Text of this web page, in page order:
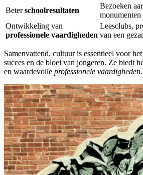
Beterschoolresultaten
Bezoeken
monumenten
Ontwikkeling van
professionele vaardigheden
Leesclubs,
van een
Samenvattend, cultuur is essentieel voor
succes en de bloei van jongeren. Ze biedt
en waardevolle professionele vaardigheden.